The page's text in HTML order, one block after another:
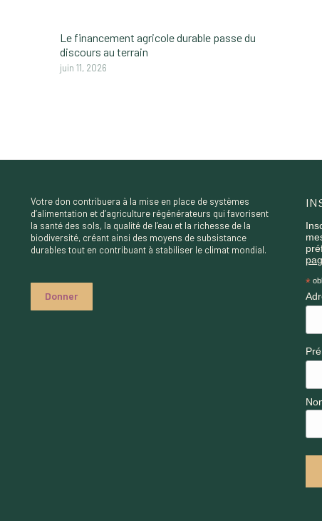
Le financement agricole durable passe du
discours au terrain
juin 11, 2026
Votre don contribuera à la mise en place de systèmes
d’alimentation et d’agriculture régénérateurs qui favorisent
la santé des sols, la qualité de l’eau et la richesse de la
biodiversité, créant ainsi des moyens de subsistance
durables tout en contribuant à stabiliser le climat mondial.
Donner
*